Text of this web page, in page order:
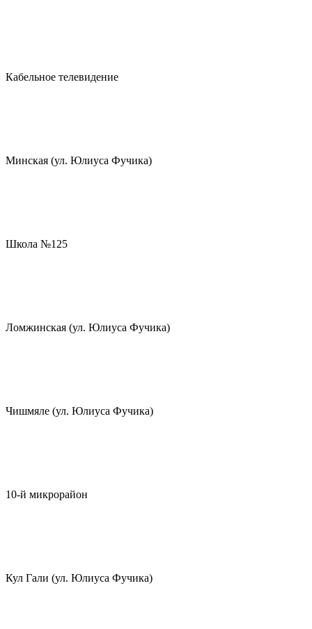
Кабельное телевидение
Минская (ул. Юлиуса Фучика)
Школа №125
Ломжинская (ул. Юлиуса Фучика)
Чишмяле (ул. Юлиуса Фучика)
10-й микрорайон
Кул Гали (ул. Юлиуса Фучика)